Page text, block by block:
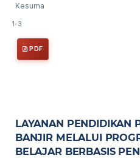
Kesuma
1-3
PDF
LAYANAN PENDIDIKAN
BANJIR MELALUI
BELAJAR BERBASIS